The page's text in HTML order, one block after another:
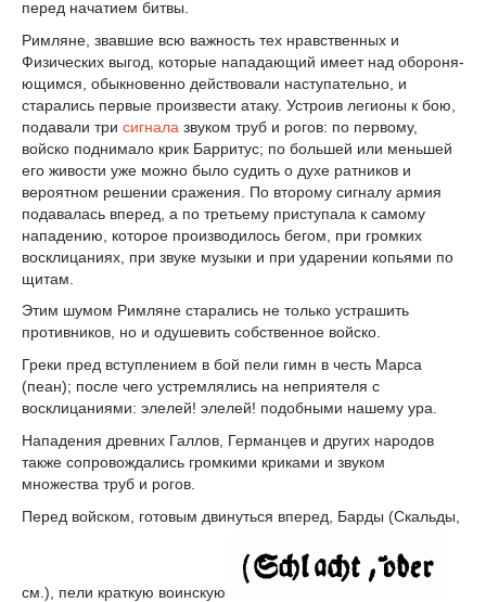
перед начатием битвы.
Римляне, звавшие всю важность тех нравственных и
Физических выгод, которые нападающий имеет над обороня-
ющимся, обыкновенно действовали наступательно, и
старались первые произвести атаку. Устроив легионы к бою,
подавали три сигнала звуком труб и рогов: по первому,
войско поднимало крик Барритус; по большей или меньшей
его живости уже можно было судить о духе ратников и
вероятном решении сражения. По второму сигналу армия
подавалась вперед, а по третьему приступала к самому
нападению, которое производилось бегом, при громких
восклицаниях, при звуке музыки и при ударении копьями по
щитам.
Этим шумом Римляне старались не только устрашить
противников, но и одушевить собственное войско.
Греки пред вступлением в бой пели гимн в честь Марса
(пеан); после чего устремлялись на неприятеля с
восклицаниями: элелей! элелей! подобными нашему ура.
Нападения древних Галлов, Германцев и других народов
также сопровождались громкими криками и звуком
множества труб и рогов.
Перед войском, готовым двинуться вперед, Барды (Скальды,
см.), пели краткую воинскую